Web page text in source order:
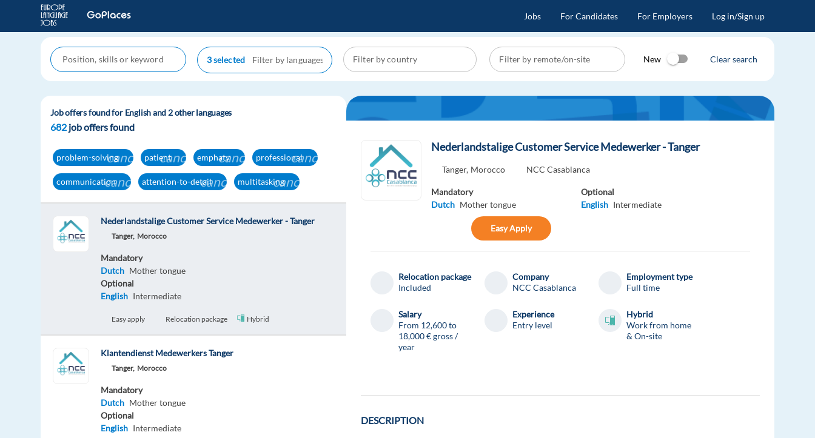
Jobs For Candidates For Employers Log in/Sign up
3 selected New Clear search
Job offers found for English and 2 other languages
682 job offers found
problem-solvingcancel patientcancelemphatycancel professionalcancel
communicationcancelattention-to-detailcancel multitaskingcancel
Nederlandstalige Customer Service Medewerker - Tanger
Tanger, Morocco
Mandatory
Dutch Mother tongue
Optional
English Intermediate
Easy apply Relocation package Hybrid
Klantendienst Medewerkers Tanger
Tanger, Morocco
Mandatory
Dutch Mother tongue
Optional
English Intermediate
Nederlandstalige Customer Service Medewerker - Tanger
Tanger, Morocco NCC Casablanca
Mandatory
Dutch Mother tongue
Optional
English Intermediate
Easy Apply
Relocation package
Included
Company
NCC Casablanca
Employment type
Full time
Salary
From 12,600 to
18,000 € gross /
year
Experience
Entry level
Hybrid
Work from home
& On-site
DESCRIPTION